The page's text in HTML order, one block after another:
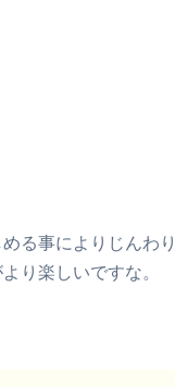
る事によりじんわ
り楽しいですな。